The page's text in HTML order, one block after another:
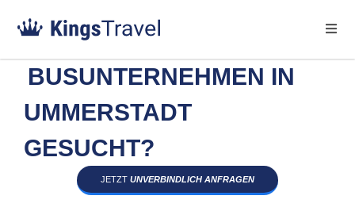
BUSUNTERNEHMEN IN
UMMERSTADT
GESUCHT?
JETZT UNVERBINDLICH ANFRAGEN